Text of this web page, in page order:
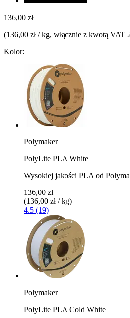
136,00 zł
(136,00 zł / kg, włącznie z kwotą VAT
Kolor:
Polymaker
PolyLite PLA White
Wysokiej jakości PLA od
136,00 zł
(136,00 zł / kg)
4.5 (19)
Polymaker
PolyLite PLA Cold White